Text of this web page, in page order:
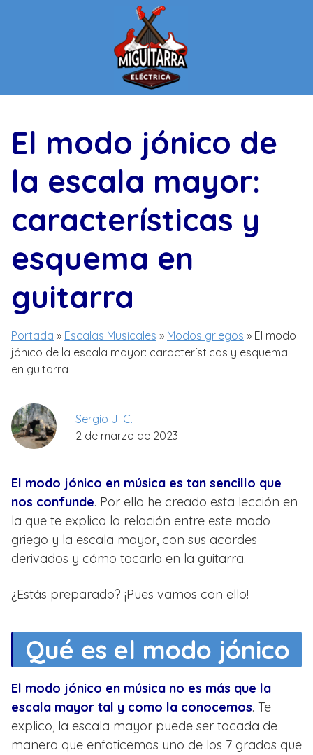
El modo jónico de
la escala mayor:
características y
esquema en
guitarra
Portada » Escalas Musicales » Modos griegos » El modo
jónico de la escala mayor: características y esquema
en guitarra
Sergio J. C.
2 de marzo de 2023
El modo jónico en música es tan sencillo que
nos confunde. Por ello he creado esta lección en
la que te explico la relación entre este modo
griego y la escala mayor, con sus acordes
derivados y cómo tocarlo en la guitarra.
¿Estás preparado? ¡Pues vamos con ello!
Qué es el modo jónico
El modo jónico en música no es más que la
escala mayor tal y como la conocemos. Te
explico, la escala mayor puede ser tocada de
manera que enfaticemos uno de los 7 grados que